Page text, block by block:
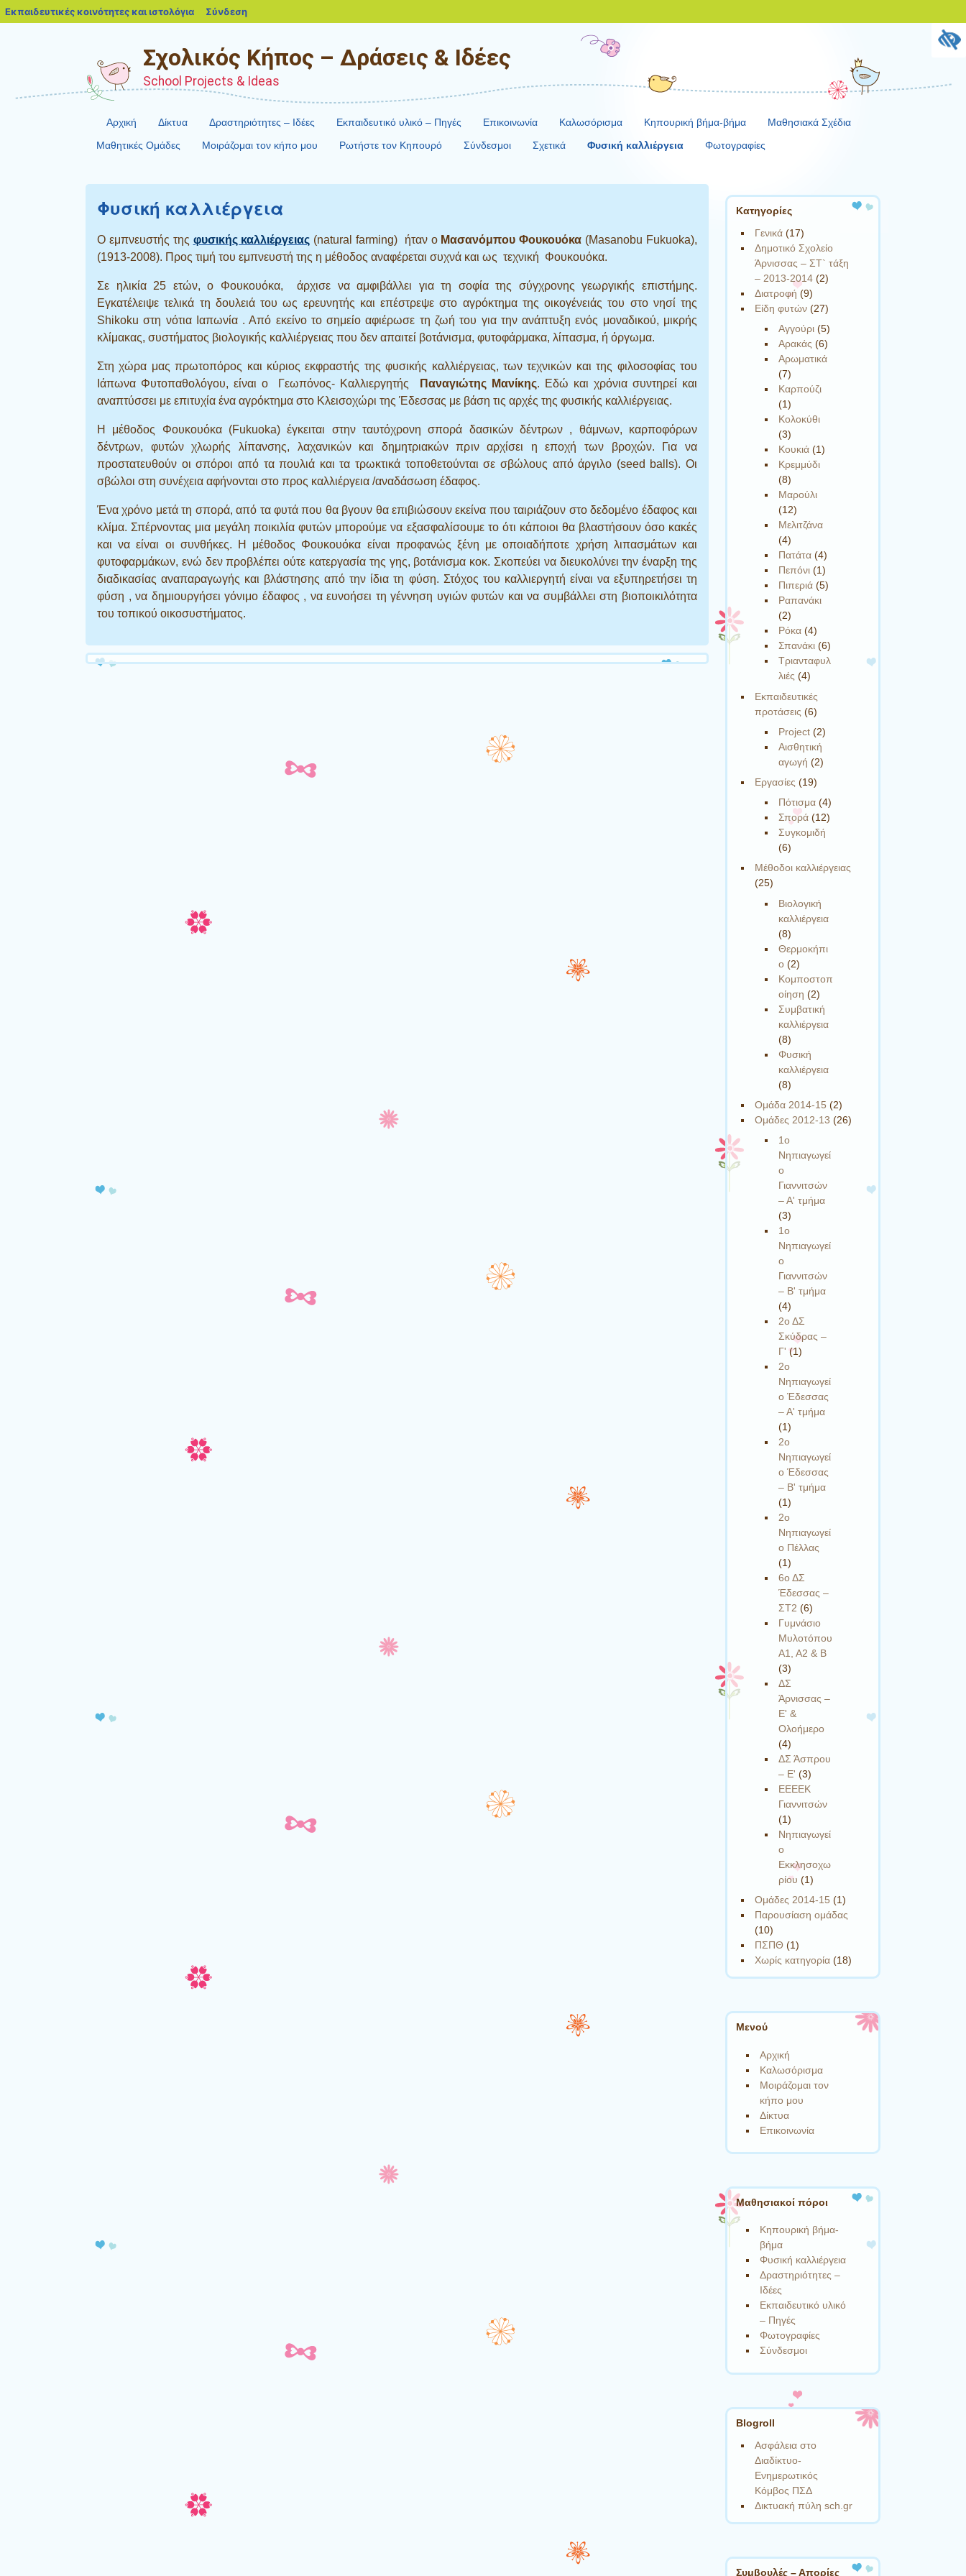
Σχολικός Κήπος – Δράσεις & Ιδέες
School Projects & Ideas
Αρχική Δίκτυα Δραστηριότητες – Ιδέες Εκπαιδευτικό υλικό – Πηγές Επικοινωνία Καλωσόρισμα Κηπουρική βήμα-βήμα
Μαθησιακά Σχέδια
Μαθητικές Ομάδες
Μοιράζομαι τον κήπο μου Ρωτήστε τον Κηπουρό Σύνδεσμοι Σχετικά Φυσική καλλιέργεια Φωτογραφίες
Φυσική καλλιέργεια
O εμπνευστής της φυσικής καλλιέργειας (natural farming) ήταν ο Μασανόμπου Φουκουόκα (Masanobu Fukuoka),
(1913-2008). Προς τιμή του εμπνευστή της η μέθοδος αναφέρεται συχνά και ως τεχνική Φουκουόκα.
Σε ηλικία 25 ετών, ο Φουκουόκα, άρχισε να αμφιβάλλει για τη σοφία της σύγχρονης γεωργικής επιστήμης.
Εγκατέλειψε τελικά τη δουλειά του ως ερευνητής και επέστρεψε στο αγρόκτημα της οικογένειάς του στο νησί της
Shikoku στη νότια Ιαπωνία . Από εκείνο το σημείο αφιέρωσε τη ζωή του για την ανάπτυξη ενός μοναδικού, μικρής
κλίμακας, συστήματος βιολογικής καλλιέργειας που δεν απαιτεί βοτάνισμα, φυτοφάρμακα, λίπασμα, ή όργωμα.
Στη χώρα μας πρωτοπόρος και κύριος εκφραστής της φυσικής καλλιέργειας, των τεχνικών και της φιλοσοφίας του
Ιάπωνα Φυτοπαθολόγου, είναι ο Γεωπόνος- Καλλιεργητής
Παναγιώτης Μανίκης. Εδώ και χρόνια συντηρεί και
αναπτύσσει με επιτυχία ένα αγρόκτημα στο Κλεισοχώρι της Έδεσσας με βάση τις αρχές της φυσικής καλλιέργειας.
Η μέθοδος Φουκουόκα (Fukuoka) έγκειται στην ταυτόχρονη σπορά δασικών δέντρων , θάμνων, καρποφόρων
δέντρων, φυτών χλωρής λίπανσης, λαχανικών και δημητριακών πριν αρχίσει η εποχή των βροχών. Για να
προστατευθούν οι σπόροι από τα πουλιά και τα τρωκτικά τοποθετούνται σε σβώλους από άργιλο (seed balls). Οι
σβώλοι στη συνέχεια αφήνονται στο προς καλλιέργεια /αναδάσωση έδαφος.
Ένα χρόνο μετά τη σπορά, από τα φυτά που θα βγουν θα επιβιώσουν εκείνα που ταιριάζουν στο δεδομένο έδαφος και
κλίμα. Σπέρνοντας μια μεγάλη ποικιλία φυτών μπορούμε να εξασφαλίσουμε το ότι κάποιοι θα βλαστήσουν όσο κακές
και να είναι οι συνθήκες. Η μέθοδος Φουκουόκα είναι προφανώς ξένη με οποιαδήποτε χρήση λιπασμάτων και
φυτοφαρμάκων, ενώ δεν προβλέπει ούτε κατεργασία της γης, βοτάνισμα κοκ. Σκοπεύει να διευκολύνει την έναρξη της
διαδικασίας αναπαραγωγής και βλάστησης από την ίδια τη φύση. Στόχος του καλλιεργητή είναι να εξυπηρετήσει τη
φύση , να δημιουργήσει γόνιμο έδαφος , να ευνοήσει τη γέννηση υγιών φυτών και να συμβάλλει στη βιοποικιλότητα
του τοπικού οικοσυστήματος.
Kατηγορίες
Γενικά (17)
Δημοτικό Σχολείο
Άρνισσας – ΣΤ` τάξη
– 2013-2014 (2)
Διατροφή (9)
Είδη φυτών (27)
Αγγούρι (5)
Αρακάς (6)
Αρωματικά
(7)
Καρπούζι
(1)
Κολοκύθι
(3)
Κουκιά (1)
Κρεμμύδι
(8)
Μαρούλι
(12)
Μελιτζάνα
(4)
Πατάτα (4)
Πεπόνι (1)
Πιπεριά (5)
Ραπανάκι
(2)
Ρόκα (4)
Σπανάκι (6)
Τριανταφυλ
λιές (4)
Εκπαιδευτικές
προτάσεις (6)
Project (2)
Αισθητική
αγωγή (2)
Εργασίες (19)
Πότισμα (4)
Σπορά (12)
Συγκομιδή
(6)
Μέθοδοι καλλιέργειας
(25)
Βιολογική
καλλιέργεια
(8)
Θερμοκήπι
ο (2)
Κομποστοπ
οίηση (2)
Συμβατική
καλλιέργεια
(8)
Φυσική
καλλιέργεια
(8)
Ομάδα 2014-15 (2)
Ομάδες 2012-13 (26)
1ο
Νηπιαγωγεί
ο
Γιαννιτσών
– Α' τμήμα
(3)
1ο
Νηπιαγωγεί
ο
Γιαννιτσών
– Β' τμήμα
(4)
2ο ΔΣ
Σκύδρας –
Γ' (1)
2ο
Νηπιαγωγεί
ο Έδεσσας
– Α' τμήμα
(1)
2ο
Νηπιαγωγεί
ο Έδεσσας
– Β' τμήμα
(1)
2ο
Νηπιαγωγεί
ο Πέλλας
(1)
6ο ΔΣ
Έδεσσας –
ΣΤ2 (6)
Γυμνάσιο
Μυλοτόπου
Α1, Α2 & Β
(3)
ΔΣ
Άρνισσας –
Ε' &
Ολοήμερο
(4)
ΔΣ Άσπρου
– Ε' (3)
ΕΕΕΕΚ
Γιαννιτσών
(1)
Νηπιαγωγεί
ο
Εκκλησοχω
ρίου (1)
Ομάδες 2014-15 (1)
Παρουσίαση ομάδας
(10)
ΠΣΠΘ (1)
Χωρίς κατηγορία (18)
Μενού
Αρχική
Καλωσόρισμα
Μοιράζομαι τον
κήπο μου
Δίκτυα
Επικοινωνία
Μαθησιακοί πόροι
Κηπουρική βήμα-
βήμα
Φυσική καλλιέργεια
Δραστηριότητες –
Ιδέες
Εκπαιδευτικό υλικό
– Πηγές
Φωτογραφίες
Σύνδεσμοι
Blogroll
Ασφάλεια στο
Διαδίκτυο-
Ενημερωτικός
Κόμβος ΠΣΔ
Δικτυακή πύλη sch.gr
Συμβουλές – Απορίες
Εκπαιδευτικές κοινότητες και ιστολόγια blogs.sch.gr
Σύνδεση